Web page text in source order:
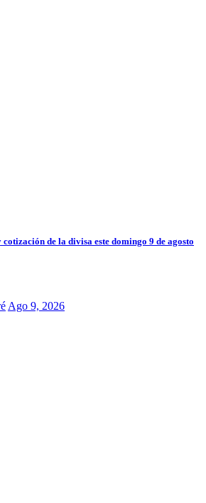
de la divisa este domingo 9 de agosto
Ago 9, 2026